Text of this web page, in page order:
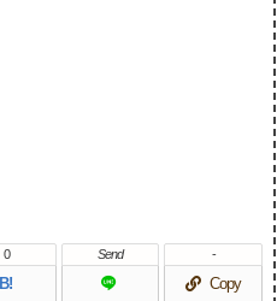
B!
0 Send
Copy
-